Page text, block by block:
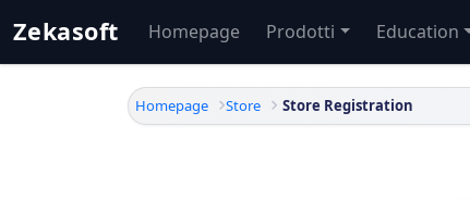
Zekasoft Homepage Prodotti Education
Homepage Store Store Registration